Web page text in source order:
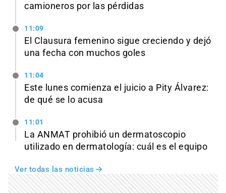
camioneros por las pérdidas
11:09
El Clausura femenino sigue creciendo y dejó
una fecha con muchos goles
11:04
Este lunes comienza el juicio a Pity Álvarez:
de qué se lo acusa
11:01
La ANMAT prohibió un dermatoscopio
utilizado en dermatología: cuál es el equipo
Ver todas las noticias